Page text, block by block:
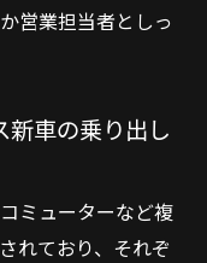
営業担当者としっ
新車の乗り出し
ミューターなど複
れており、それぞ